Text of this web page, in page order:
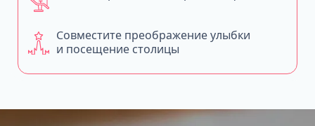
Совместите преображение улыбки
и посещение столицы